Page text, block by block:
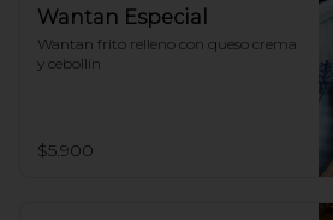
Wantan Especial
Wantan frito relleno con queso crema
y cebollín
$5.900